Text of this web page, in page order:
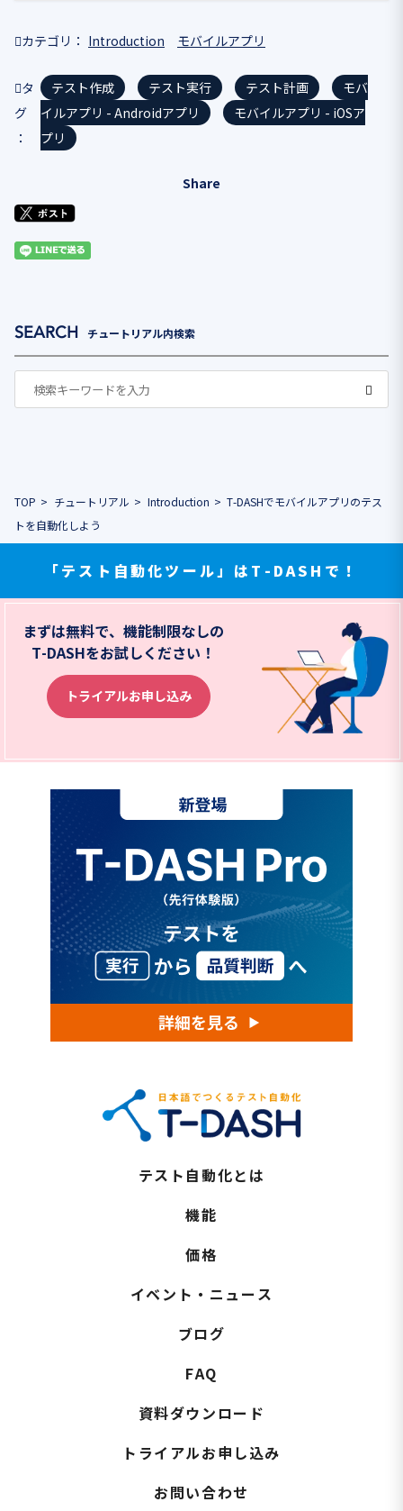
カテゴリ Introduction モバイルアプリ
タ
グ
テスト作成 テスト実行 テスト計画
モバ
イルアプリ - Androidアプリ
モバイルアプリ - iOSア
プリ
Share
チュートリアル内検索
TOP チュートリアル Introduction
T-DASHでモバイルアプリのテス
トを自動化しよう
「テスト自動化ツール」はT-DASHで！
まずは無料で、機能制限なしの
T-DASHをお試しください！
トライアルお申し込み
テスト自動化とは
機能
価格
イベント・ニュース
ブログ
FAQ
資料ダウンロード
トライアルお申し込み
お問い合わせ